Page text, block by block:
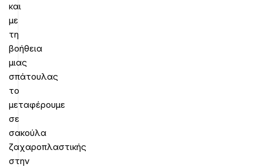
και
με
τη
βοήθεια
μιας
σπάτουλας
το
μεταφέρουμε
σε
σακούλα
ζαχαροπλαστικής
στην